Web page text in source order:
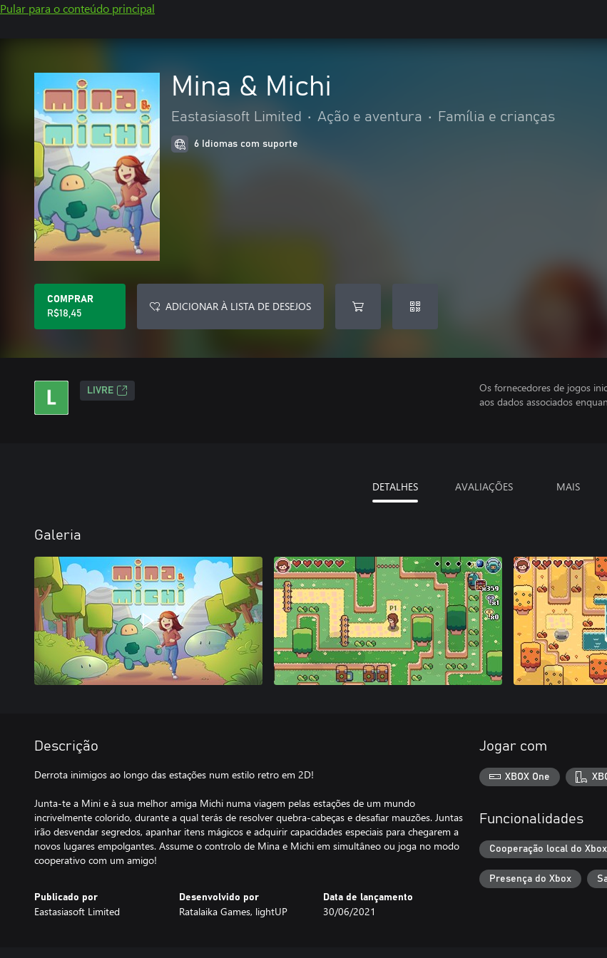
Pular para o conteúdo principal
Mina & Michi
Eastasiasoft Limited • Ação e aventura • Família e crianças
6 Idiomas com suporte
COMPRAR
R$18,45
ADICIONAR À LISTA DE DESEJOS
LIVRE
Os fornecedores de jogos
aos dados associados
DETALHES AVALIAÇÕES MAIS
Galeria
Descrição
Derrota inimigos ao longo das estações num estilo retro em 2D!
Junta-te a Mini e à sua melhor amiga Michi numa viagem pelas estações de um mundo
incrivelmente colorido, durante a qual terás de resolver quebra-cabeças e desafiar mauzões. Juntas
irão desvendar segredos, apanhar itens mágicos e adquirir capacidades especiais para chegarem a
novos lugares empolgantes. Assume o controlo de Mina e Michi em simultâneo ou joga no modo
cooperativo com um amigo!
Publicado por
Eastasiasoft Limited
Desenvolvido por
Ratalaika Games, lightUP
Data de lançamento
30/06/2021
Jogar com
XBOX One
Funcionalidades
Cooperação local do
Presença do Xbox